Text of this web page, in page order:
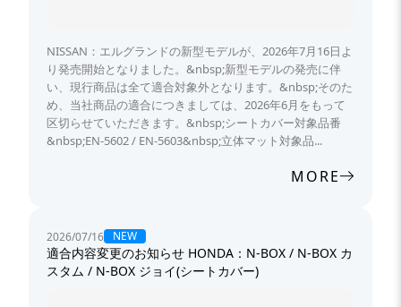
NISSAN：エルグランドの新型モデルが、2026年7月16日よ
り発売開始となりました。&nbsp;新型モデルの発売に伴
い、現行商品は全て適合対象外となります。&nbsp;そのた
め、当社商品の適合につきましては、2026年6月をもって
区切らせていただきます。&nbsp;シートカバー対象品番
&nbsp;EN-5602 / EN-5603&nbsp;立体マット対象品...
MORE
2026/07/16 NEW
適合内容変更のお知らせ HONDA：N-BOX / N-BOX カ
スタム / N-BOX ジョイ(シートカバー)